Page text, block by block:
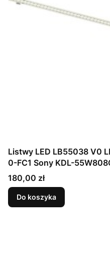
Listwy LED LB55038 V0
0-FC1 Sony KDL-
55W800C KDL-55W850
55W809C KDL-55W807C
T550HVF06.1
Cena
180,00 zł
Do koszyka